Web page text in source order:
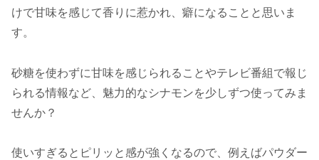
けで甘味を感じて香りに惹かれ、癖になることと思いま
す。
砂糖を使わずに甘味を感じられることやテレビ番組で報じ
られる情報など、魅力的なシナモンを少しずつ使ってみま
せんか？
使いすぎるとピリッと感が強くなるので、例えばパウダー